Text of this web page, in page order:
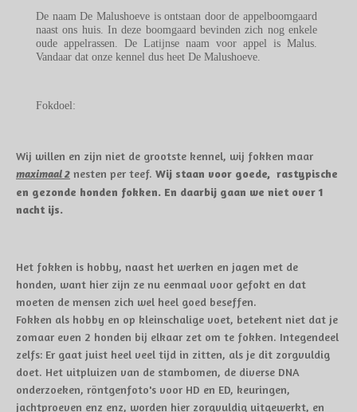
De naam De Malushoeve is ontstaan door de appelboomgaard
naast ons huis. In deze boomgaard bevinden zich nog enkele
oude appelrassen. De Latijnse naam voor appel is Malus.
Vandaar dat onze kennel dus heet De Malushoeve.
Fokdoel:
Wij willen en zijn niet de grootste kennel, wij fokken maar
maximaal 2 nesten per teef. Wij staan voor goede, rastypische
en gezonde honden fokken. En daarbij gaan we niet over 1
nacht ijs.
Het fokken is hobby, naast het werken en jagen met de
honden, want hier zijn ze nu eenmaal voor gefokt en dat
moeten de mensen zich wel heel goed beseffen.
Fokken als hobby en op kleinschalige voet, betekent niet dat je
zomaar even 2 honden bij elkaar zet om te fokken. Integendeel
zelfs: Er gaat juist heel veel tijd in zitten, als je dit zorgvuldig
doet. Het uitpluizen van de stambomen, de diverse DNA
onderzoeken, röntgenfoto's voor HD en ED, keuringen,
jachtproeven enz enz, worden hier zorgvuldig uitgewerkt, en